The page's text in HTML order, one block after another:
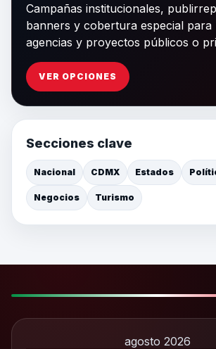
Campañas institucionales,
banners y cobertura especial para
agencias y proyectos públicos o
VER OPCIONES
Secciones clave
Nacional CDMX Estados
Negocios Turismo
agosto 2026